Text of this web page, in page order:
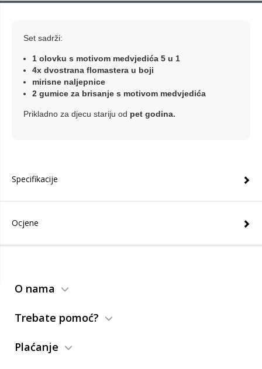
Set sadrži:
1 olovku s motivom medvjedića 5 u 1
4x dvostrana flomastera u boji
mirisne naljepnice
2 gumice za brisanje s motivom medvjedića
Prikladno za djecu stariju od pet godina.
Specifikacije
Ocjene
O nama
Trebate pomoć?
Plaćanje